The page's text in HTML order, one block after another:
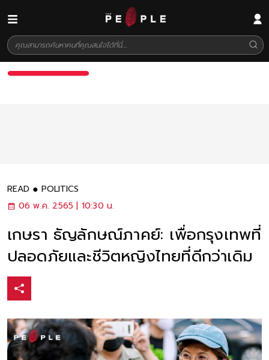
READ
POLITICS
06 พ.ค. 2565 | 10:30 น.
เกษรา ธัญลักษณ์ภาคย์: เพื่อกรุงเทพที่
ปลอดภัยและชีวิตหญิงไทยที่ดีกว่าเดิม